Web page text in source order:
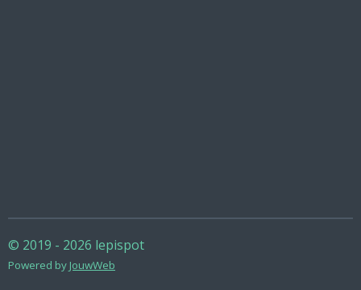
© 2019 - 2026 lepispot
Powered by JouwWeb